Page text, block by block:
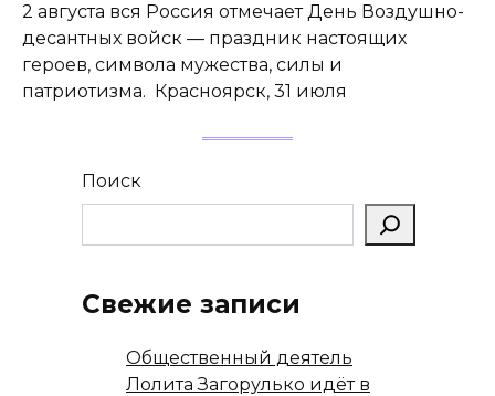
2 августа вся Россия отмечает День Воздушно-
десантных войск — праздник настоящих
героев, символа мужества, силы и
патриотизма. Красноярск, 31 июля
Поиск
Свежие записи
Общественный деятель
Лолита Загорулько идёт в